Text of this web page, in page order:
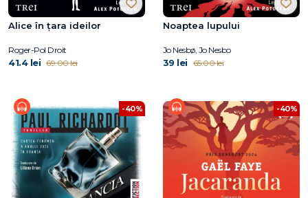
Alice în țara ideilor
Roger-Pol Droit
41.4 lei 69.00 lei
Noaptea lupului
Jo Nesbø, Jo Nesbo
39 lei 65.00 lei
-40% -40%